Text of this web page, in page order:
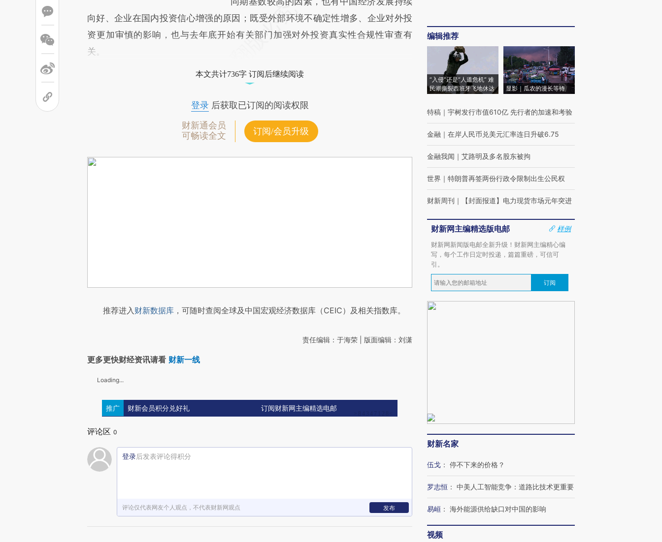
向好、企业在国内投资信心增强的原因；既受外部环境不确定性增多、企业对外投
资更加审慎的影响，也与去年底开始有关部门加强对外投资真实性合规性审查有
关。
本文共计736字 订阅后继续阅读
登录后获取已订阅的阅读权限
财新通会员
可畅读全文
订阅/会员升级
推荐进入财新数据库 ，可随时查阅全球及中国宏观经济数据库（CEIC）及相关指数库。
责任编辑：于海荣 | 版面编辑：刘潇
更多更快财经资讯请看 财新一线
Loading...
推广 财新会员积分兑好礼 订阅财新网主编精选电邮
评论区 0
登录后发表评论得积分
评论仅代表网友个人观点，不代表财新网观点 发布
编辑推荐
“入侵”还是“人道危机” 难
民潮撕裂西班牙飞地休达
显影｜瓜农的漫长等待
特稿 ｜ 宇树发行市值610亿 先行者的加速和考验
金融 ｜ 在岸人民币兑美元汇率连日升破6.75
金融我闻 ｜ 艾路明及多名股东被拘
世界 ｜ 特朗普再签两份行政令限制出生公民权
财新周刊 ｜ 【封面报道】电力现货市场元年突进
财新网主编精选版电邮
样例
财新网新闻版电邮全新升级！财新网主编精心编
写，每个工作日定时投递，篇篇重磅，可信可
引。
订阅
财新名家
伍戈 ： 停不下来的价格？
罗志恒 ： 中美人工智能竞争：道路比技术更重要
易峘 ： 海外能源供给缺口对中国的影响
视频